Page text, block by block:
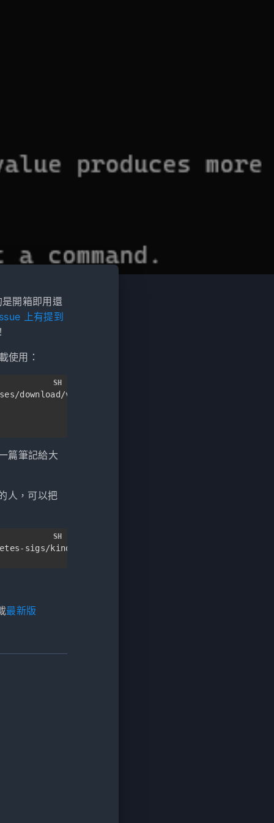
開箱即用還
上有提到
使用：
download/v0.17.0/kind-linux-arm64
SH
篇筆記給大
人，可以把
sigs/kind/releases/latest | sed -r -n
SH
最新版